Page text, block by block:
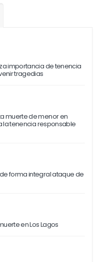
importancia de tenencia
tragedias
muerte de menor en
la tenencia responsable
forma integral ataque de
en Los Lagos